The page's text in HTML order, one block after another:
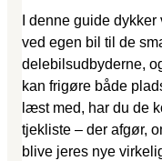
I denne guide
ved egen bil til de
delebilsudbyderne,
kan frigøre både
læst med, har du de
tjekliste – der afgør,
blive jeres nye